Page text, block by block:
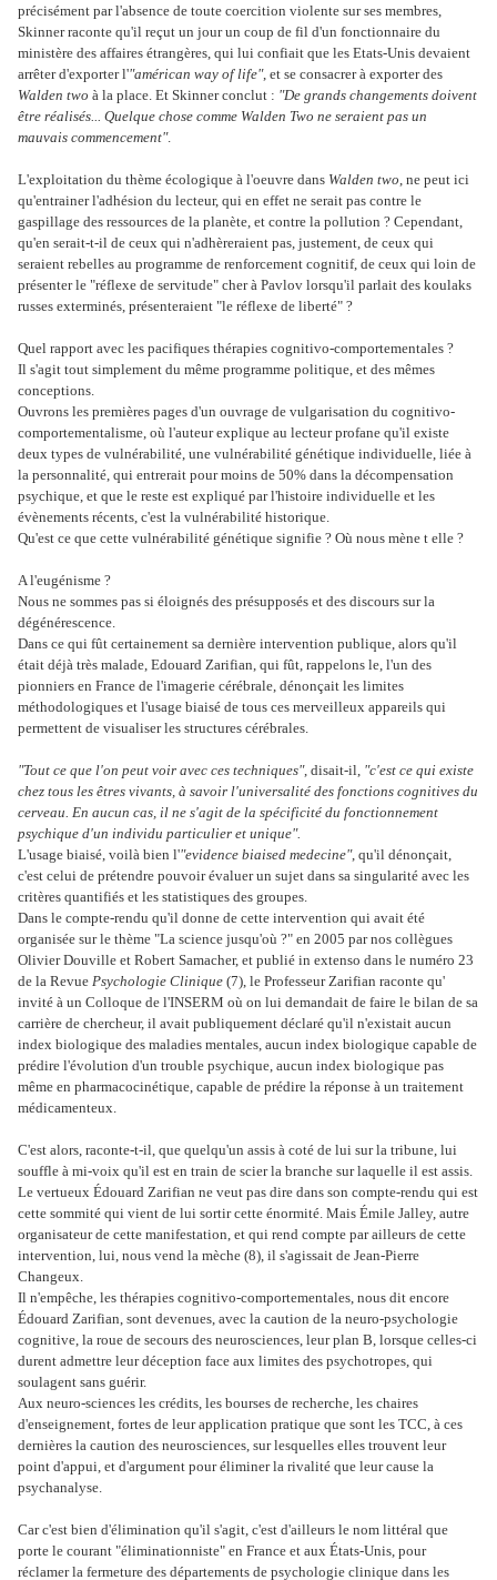
précisément par l'absence de toute coercition violente sur ses membres,
Skinner raconte qu'il reçut un jour un coup de fil d'un fonctionnaire du
ministère des affaires étrangères, qui lui confiait que les Etats-Unis devaient
arrêter d'exporter l'"américan way of life", et se consacrer à exporter des
Walden two à la place. Et Skinner conclut : "De grands changements doivent
être réalisés... Quelque chose comme Walden Two ne seraient pas un
mauvais commencement".
L'exploitation du thème écologique à l'oeuvre dans Walden two, ne peut ici
qu'entrainer l'adhésion du lecteur, qui en effet ne serait pas contre le
gaspillage des ressources de la planète, et contre la pollution ? Cependant,
qu'en serait-t-il de ceux qui n'adhèreraient pas, justement, de ceux qui
seraient rebelles au programme de renforcement cognitif, de ceux qui loin de
présenter le "réflexe de servitude" cher à Pavlov lorsqu'il parlait des koulaks
russes exterminés, présenteraient "le réflexe de liberté" ?
Quel rapport avec les pacifiques thérapies cognitivo-comportementales ?
Il s'agit tout simplement du même programme politique, et des mêmes
conceptions.
Ouvrons les premières pages d'un ouvrage de vulgarisation du cognitivo-
comportementalisme, où l'auteur explique au lecteur profane qu'il existe
deux types de vulnérabilité, une vulnérabilité génétique individuelle, liée à
la personnalité, qui entrerait pour moins de 50% dans la décompensation
psychique, et que le reste est expliqué par l'histoire individuelle et les
évènements récents, c'est la vulnérabilité historique.
Qu'est ce que cette vulnérabilité génétique signifie ? Où nous mène t elle ?
A l'eugénisme ?
Nous ne sommes pas si éloignés des présupposés et des discours sur la
dégénérescence.
Dans ce qui fût certainement sa dernière intervention publique, alors qu'il
était déjà très malade, Edouard Zarifian, qui fût, rappelons le, l'un des
pionniers en France de l'imagerie cérébrale, dénonçait les limites
méthodologiques et l'usage biaisé de tous ces merveilleux appareils qui
permettent de visualiser les structures cérébrales.
"Tout ce que l'on peut voir avec ces techniques", disait-il, "c'est ce qui existe
chez tous les êtres vivants, à savoir l'universalité des fonctions cognitives du
cerveau. En aucun cas, il ne s'agit de la spécificité du fonctionnement
psychique d'un individu particulier et unique".
L'usage biaisé, voilà bien l'"evidence biaised medecine", qu'il dénonçait,
c'est celui de prétendre pouvoir évaluer un sujet dans sa singularité avec les
critères quantifiés et les statistiques des groupes.
Dans le compte-rendu qu'il donne de cette intervention qui avait été
organisée sur le thème "La science jusqu'où ?" en 2005 par nos collègues
Olivier Douville et Robert Samacher, et publié in extenso dans le numéro 23
de la Revue Psychologie Clinique (7), le Professeur Zarifian raconte qu'
invité à un Colloque de l'INSERM où on lui demandait de faire le bilan de sa
carrière de chercheur, il avait publiquement déclaré qu'il n'existait aucun
index biologique des maladies mentales, aucun index biologique capable de
prédire l'évolution d'un trouble psychique, aucun index biologique pas
même en pharmacocinétique, capable de prédire la réponse à un traitement
médicamenteux.
C'est alors, raconte-t-il, que quelqu'un assis à coté de lui sur la tribune, lui
souffle à mi-voix qu'il est en train de scier la branche sur laquelle il est assis.
Le vertueux Édouard Zarifian ne veut pas dire dans son compte-rendu qui est
cette sommité qui vient de lui sortir cette énormité. Mais Émile Jalley, autre
organisateur de cette manifestation, et qui rend compte par ailleurs de cette
intervention, lui, nous vend la mèche (8), il s'agissait de Jean-Pierre
Changeux.
Il n'empêche, les thérapies cognitivo-comportementales, nous dit encore
Édouard Zarifian, sont devenues, avec la caution de la neuro-psychologie
cognitive, la roue de secours des neurosciences, leur plan B, lorsque celles-ci
durent admettre leur déception face aux limites des psychotropes, qui
soulagent sans guérir.
Aux neuro-sciences les crédits, les bourses de recherche, les chaires
d'enseignement, fortes de leur application pratique que sont les TCC, à ces
dernières la caution des neurosciences, sur lesquelles elles trouvent leur
point d'appui, et d'argument pour éliminer la rivalité que leur cause la
psychanalyse.
Car c'est bien d'élimination qu'il s'agit, c'est d'ailleurs le nom littéral que
porte le courant "éliminationniste" en France et aux États-Unis, pour
réclamer la fermeture des départements de psychologie clinique dans les